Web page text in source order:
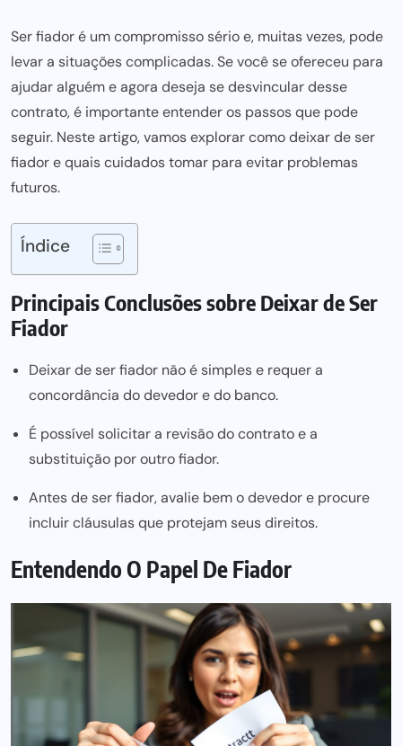
Ser fiador é um compromisso sério e, muitas vezes, pode
levar a situações complicadas. Se você se ofereceu para
ajudar alguém e agora deseja se desvincular desse
contrato, é importante entender os passos que pode
seguir. Neste artigo, vamos explorar como deixar de ser
fiador e quais cuidados tomar para evitar problemas
futuros.
Índice
Principais Conclusões sobre Deixar de Ser
Fiador
Deixar de ser fiador não é simples e requer a
concordância do devedor e do banco.
É possível solicitar a revisão do contrato e a
substituição por outro fiador.
Antes de ser fiador, avalie bem o devedor e procure
incluir cláusulas que protejam seus direitos.
Entendendo O Papel De Fiador